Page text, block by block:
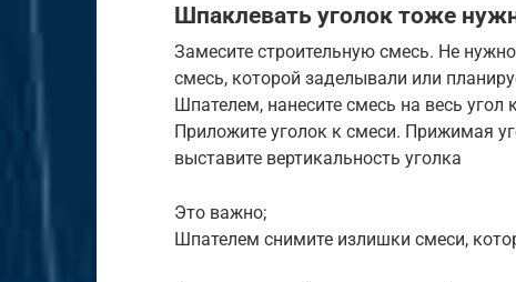
Шпаклевать уголок тоже
Замесите строительную смесь. Не
смесь, которой заделывали или
Шпателем, нанесите смесь на весь угол
Приложите уголок к смеси. Прижимая
выставите вертикальность уголка
Это важно;
Шпателем снимите излишки смеси,